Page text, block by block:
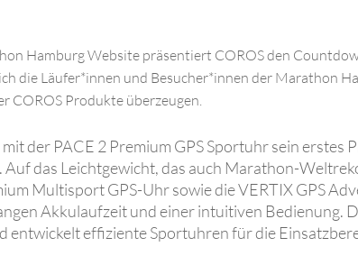
Hamburg Website präsentiert COROS den
die Läufer*innen und Besucher*innen der Marathon
COROS Produkte überzeugen.
der PACE 2 Premium GPS Sportuhr sein
das Leichtgewicht, das auch Marathon-
Multisport GPS-Uhr sowie die VERTIX GPS
Akkulaufzeit und einer intuitiven Bedienung.
entwickelt effiziente Sportuhren für die